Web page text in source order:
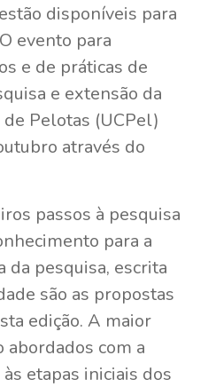
disponíveis para
evento para
e de práticas de
e extensão da
Pelotas (UCPel)
através do
passos à pesquisa
para a
da pesquisa, escrita
são as propostas
edição. A maior
abordados com a
etapas iniciais dos